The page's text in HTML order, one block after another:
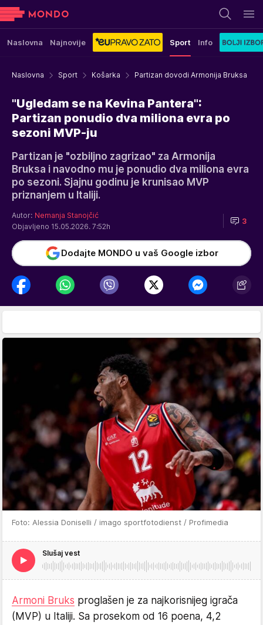
Naslovna Najnovije Sport Info
Naslovna Sport Košarka Partizan dovodi Armonija Bruksa
"Ugledam se na Kevina Pantera":
Partizan ponudio dva miliona evra po
sezoni MVP-ju
Partizan je "ozbiljno zagrizao" za Armonija
Bruksa i navodno mu je ponudio dva miliona evra
po sezoni. Sjajnu godinu je krunisao MVP
priznanjem u Italiji.
Autor: Nemanja Stanojčić
Objavljeno 15.05.2026. 7:52h
3
Dodajte MONDO u vaš Google izbor
Foto: Alessia Doniselli / imago sportfotodienst / Profimedia
Slušaj vest
Armoni Bruks proglašen je za najkorisnijeg igrača
(MVP) u Italiji. Sa prosekom od 16 poena, 4,2